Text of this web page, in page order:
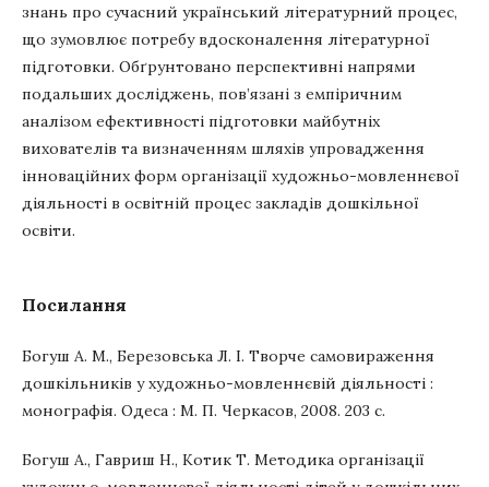
знань про сучасний український літературний процес,
що зумовлює потребу вдосконалення літературної
підготовки. Обґрунтовано перспективні напрями
подальших досліджень, пов’язані з емпіричним
аналізом ефективності підготовки майбутніх
вихователів та визначенням шляхів упровадження
інноваційних форм організації художньо-мовленнєвої
діяльності в освітній процес закладів дошкільної
освіти.
Посилання
Богуш А. М., Березовська Л. І. Творче самовираження
дошкільників у художньо-мовленнєвій діяльності :
монографія. Одеса : М. П. Черкасов, 2008. 203 с.
Богуш А., Гавриш Н., Котик Т. Методика організації